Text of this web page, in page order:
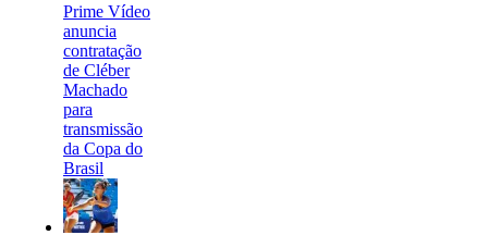
Prime Vídeo
anuncia
contratação
de Cléber
Machado
para
transmissão
da Copa do
Brasil